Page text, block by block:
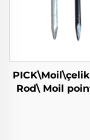
Rod\ Moil